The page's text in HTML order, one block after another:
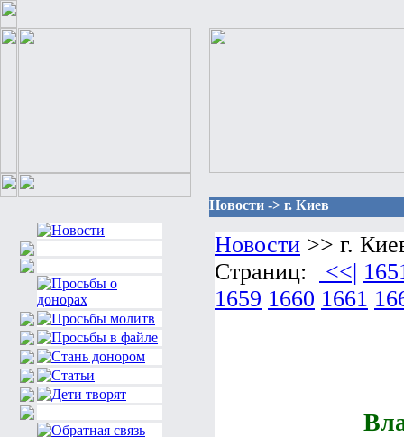
Новости -> г. Киев
Новости >> г.
Страниц:
<<|
1659 1660 1661